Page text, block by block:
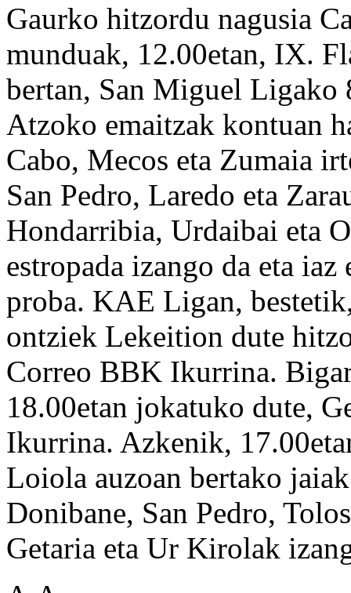
Gaurko hitzordu nagusia
munduak, 12.00etan, IX.
bertan, San Miguel Ligako
Atzoko emaitzak kontuan
Cabo, Mecos eta Zumaia
San Pedro, Laredo eta
Hondarribia, Urdaibai eta
estropada izango da eta
proba. KAE Ligan,
ontziek Lekeition dute
Correo BBK Ikurrina.
18.00etan jokatuko dute,
Ikurrina. Azkenik,
Loiola auzoan bertako
Donibane, San Pedro,
Getaria eta Ur Kirolak